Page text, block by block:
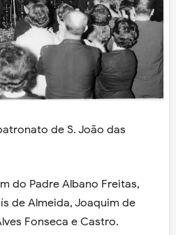
de S. João das
do Padre Albano Freitas,
de Almeida, Joaquim de
Fonseca e Castro.